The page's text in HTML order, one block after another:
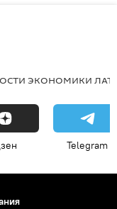
ЭКОНОМИКИ
Telegram